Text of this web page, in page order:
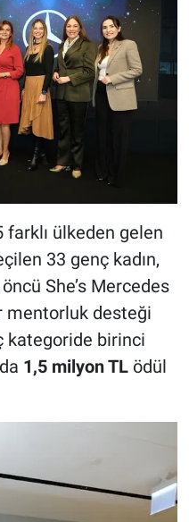
farklı ülkeden gelen
33 genç kadın,
She’s Mercedes
mentorluk desteği
kategoride birinci
1,5 milyon TLödül